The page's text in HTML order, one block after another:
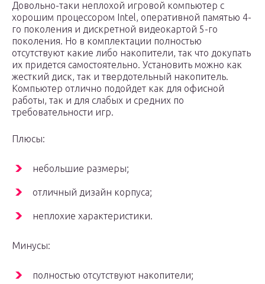
Довольно-таки неплохой игровой компьютер с
хорошим процессором Intel, оперативной памятью 4-
го поколения и дискретной видеокартой 5-го
поколения. Но в комплектации полностью
отсутствуют какие либо накопители, так что докупать
их придется самостоятельно. Установить можно как
жесткий диск, так и твердотельный накопитель.
Компьютер отлично подойдет как для офисной
работы, так и для слабых и средних по
требовательности игр.
Плюсы:
небольшие размеры;
отличный дизайн корпуса;
неплохие характеристики.
Минусы:
полностью отсутствуют накопители;